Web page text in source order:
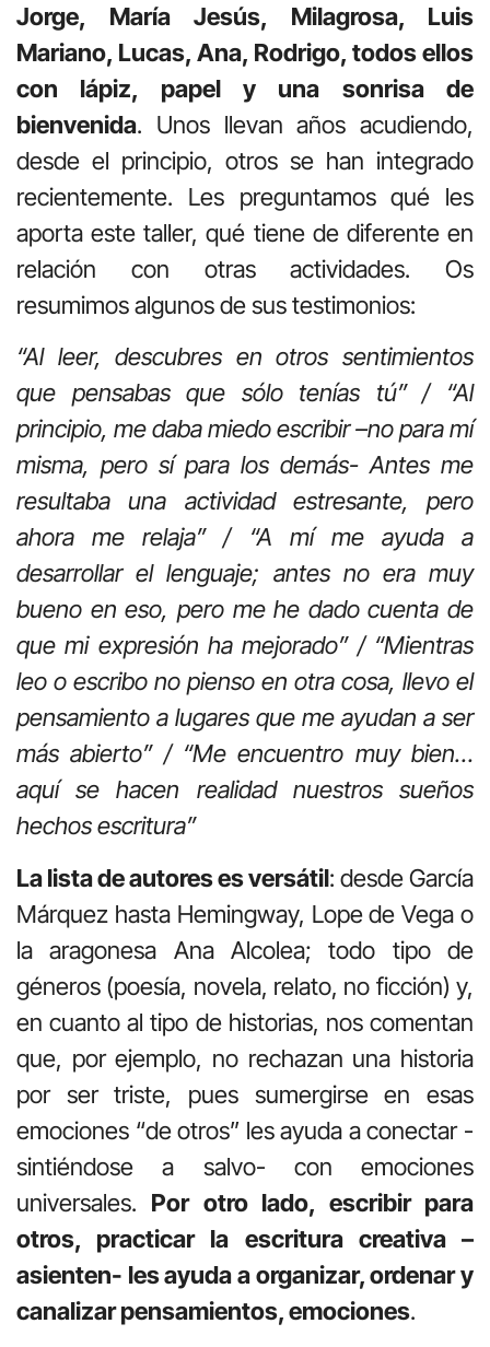
Jorge, María Jesús, Milagrosa, Luis
Mariano, Lucas, Ana, Rodrigo, todos ellos
con lápiz, papel y una sonrisa de
bienvenida. Unos llevan años acudiendo,
desde el principio, otros se han integrado
recientemente. Les preguntamos qué les
aporta este taller, qué tiene de diferente en
relación con otras actividades. Os
resumimos algunos de sus testimonios:
“Al leer, descubres en otros sentimientos
que pensabas que sólo tenías tú” / “Al
principio, me daba miedo escribir –no para mí
misma, pero sí para los demás- Antes me
resultaba una actividad estresante, pero
ahora me relaja” / “A mí me ayuda a
desarrollar el lenguaje; antes no era muy
bueno en eso, pero me he dado cuenta de
que mi expresión ha mejorado” / “Mientras
leo o escribo no pienso en otra cosa, llevo el
pensamiento a lugares que me ayudan a ser
más abierto” / “Me encuentro muy bien…
aquí se hacen realidad nuestros sueños
hechos escritura”
La lista de autores es versátil: desde García
Márquez hasta Hemingway, Lope de Vega o
la aragonesa Ana Alcolea; todo tipo de
géneros (poesía, novela, relato, no ficción) y,
en cuanto al tipo de historias, nos comentan
que, por ejemplo, no rechazan una historia
por ser triste, pues sumergirse en esas
emociones “de otros” les ayuda a conectar -
sintiéndose a salvo- con emociones
universales. Por otro lado, escribir para
otros, practicar la escritura creativa –
asienten- les ayuda a organizar, ordenar y
canalizar pensamientos, emociones.